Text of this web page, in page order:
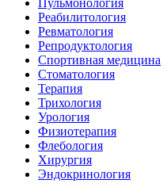
Реабилитология
Ревматология
Репродуктология
Спортивная медицина
Стоматология
Терапия
Трихология
Урология
Физиотерапия
Флебология
Хирургия
Эндокринология